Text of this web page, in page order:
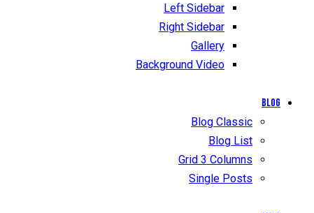
Left Sidebar
Right Sidebar
Gallery
Background Video
Blog
Blog Classic
Blog List
Grid 3 Columns
Single Posts